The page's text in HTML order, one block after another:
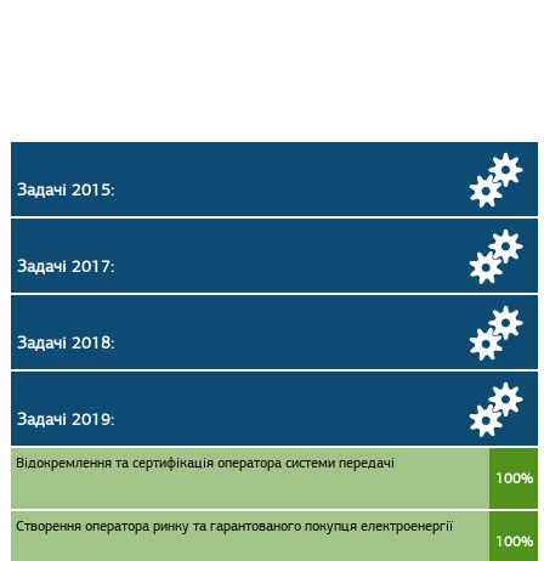
Задачі 2015:
Задачі 2017:
Задачі 2018:
Задачі 2019:
Відокремлення та сертифікація оператора системи передачі
100%
Створення оператора ринку та гарантованого покупця електроенергії
100%